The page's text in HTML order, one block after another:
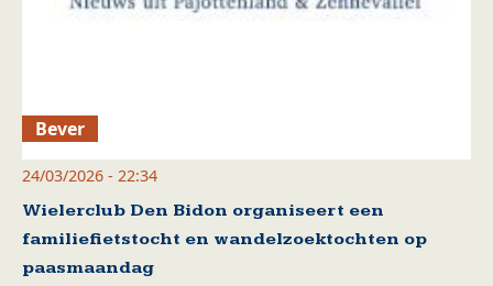
Bever
24/03/2026 - 22:34
Wielerclub Den Bidon organiseert een
familiefietstocht en wandelzoektochten op
paasmaandag